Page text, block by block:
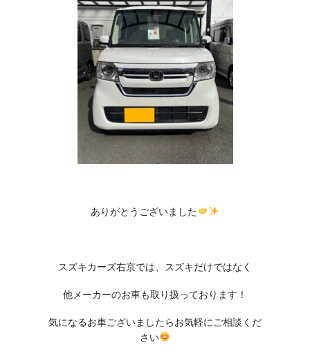
ありがとうございました
スズキカーズ右京では、スズキだけではなく
他メーカーのお車も取り扱っております！
気になるお車ございましたらお気軽にご相談くだ
さい